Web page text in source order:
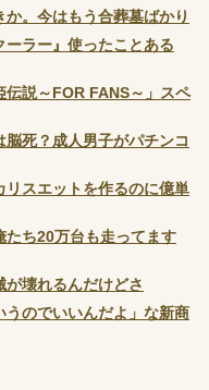
。今はもう合葬墓ばかり
ラー』使ったことある
伝説～FOR FANS～」スペ
死？成人男子がパチンコ
スエットを作るのに億単
たち20万台も走ってます
が壊れるんだけどさ
うのでいいんだよ」な新商